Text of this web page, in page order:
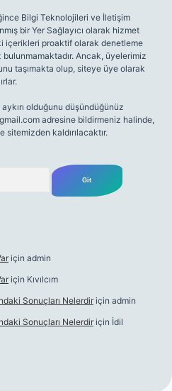
Bilgi Teknolojileri ve İletişim
bir Yer Sağlayıcı olarak hizmet
içerikleri proaktif olarak denetleme
Ancak, üyelerimiz
taşımakta olup, siteye üye olarak
olduğunu düşündüğünüz
adresine bildirmeniz halinde,
kaldırılacaktır.
için admin
için Kıvılcım
Sonuçları Nelerdir için admin
Sonuçları Nelerdir için İdil